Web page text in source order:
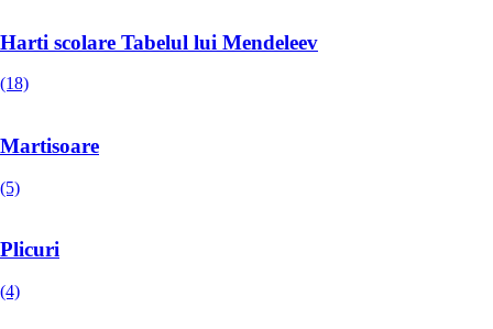
Harti scolare Tabelul lui Mendeleev
(18)
Martisoare
(5)
Plicuri
(4)